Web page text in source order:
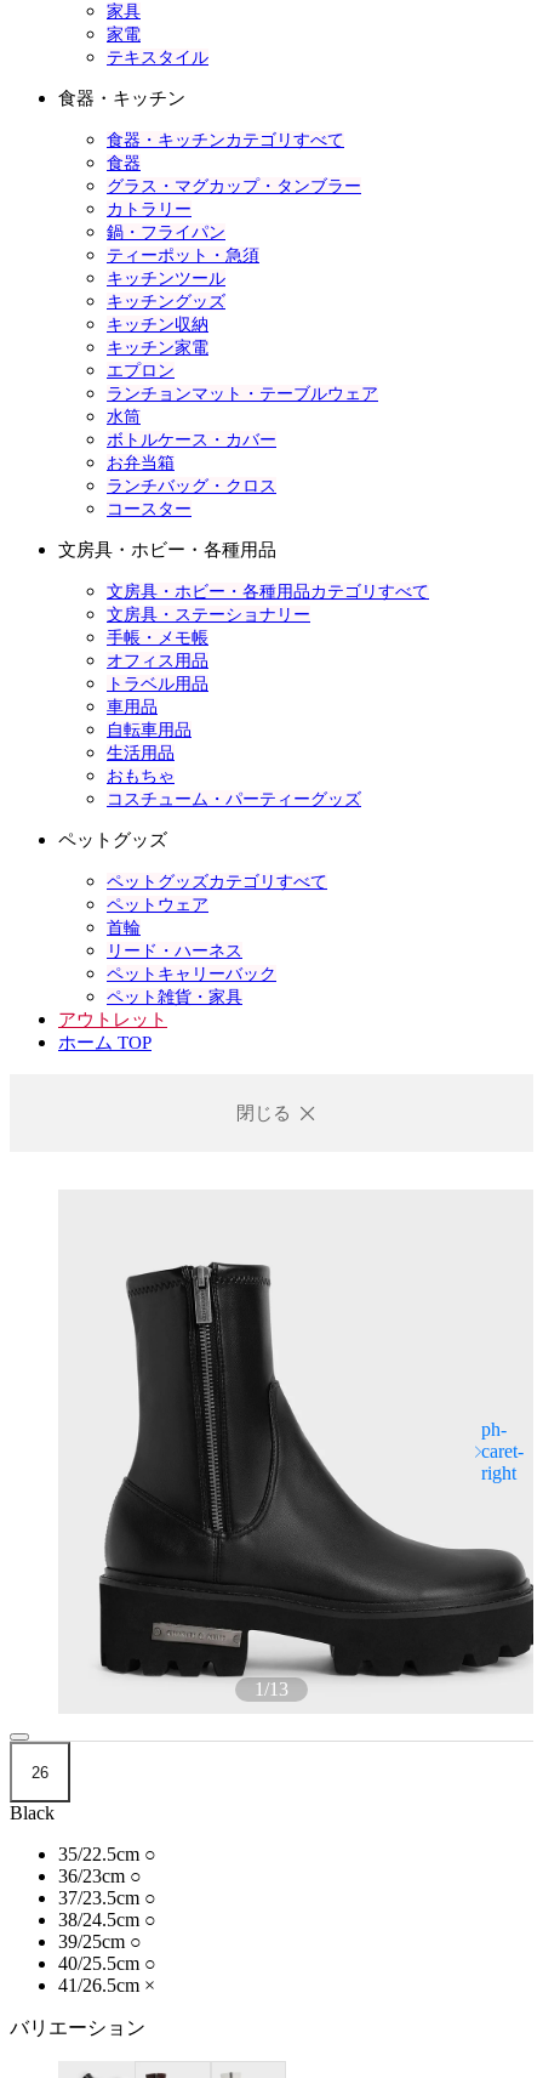
家具
家電
テキスタイル
食器・キッチン
食器・キッチンカテゴリすべて
食器
グラス・マグカップ・タンブラー
カトラリー
鍋・フライパン
ティーポット・急須
キッチンツール
キッチングッズ
キッチン収納
キッチン家電
エプロン
ランチョンマット・テーブルウェア
水筒
ボトルケース・カバー
お弁当箱
ランチバッグ・クロス
コースター
文房具・ホビー・各種用品
文房具・ホビー・各種用品カテゴリすべて
文房具・ステーショナリー
手帳・メモ帳
オフィス用品
トラベル用品
車用品
自転車用品
生活用品
おもちゃ
コスチューム・パーティーグッズ
ペットグッズ
ペットグッズカテゴリすべて
ペットウェア
首輪
リード・ハーネス
ペットキャリーバック
ペット雑貨・家具
アウトレット
ホーム TOP
閉じる
1/13
26
Black
35/22.5cm ○
36/23cm ○
37/23.5cm ○
38/24.5cm ○
39/25cm ○
40/25.5cm ○
41/26.5cm ×
バリエーション